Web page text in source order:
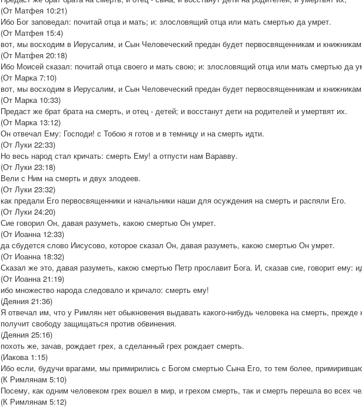
(От Матфея 10:21)
Ибо Бог заповедал: почитай отца и мать; и: злословящий отца или мать смертью да умрет.
(От Матфея 15:4)
вот, мы восходим в Иерусалим, и Сын Человеческий предан будет первосвященникам и
(От Матфея 20:18)
Ибо Моисей сказал: почитай отца своего и мать свою; и: злословящий отца или мать смертью да
(От Марка 7:10)
вот, мы восходим в Иерусалим, и Сын Человеческий предан будет первосвященникам и
(От Марка 10:33)
Предаст же брат брата на смерть, и отец - детей; и восстанут дети на родителей и умертвят их.
(От Марка 13:12)
Он отвечал Ему: Господи! с Тобою я готов и в темницу и на смерть идти.
(От Луки 22:33)
Но весь народ стал кричать: смерть Ему! а отпусти нам Варавву.
(От Луки 23:18)
Вели с Ним на смерть и двух злодеев.
(От Луки 23:32)
как предали Его первосвященники и начальники наши для осуждения на смерть и распяли Его.
(От Луки 24:20)
Сие говорил Он, давая разуметь, какою смертью Он умрет.
(От Иоанна 12:33)
да сбудется слово Иисусово, которое сказал Он, давая разуметь, какою смертью Он умрет.
(От Иоанна 18:32)
Сказал же это, давая разуметь, какою смертью Петр прославит Бога. И, сказав сие, говорит ему:
(От Иоанна 21:19)
ибо множество народа следовало и кричало: смерть ему!
(Деяния 21:36)
Я отвечал им, что у Римлян нет обыкновения выдавать какого-нибудь человека на смерть,
получит свободу защищаться против обвинения.
(Деяния 25:16)
похоть же, зачав, рождает грех, а сделанный грех рождает смерть.
(Иакова 1:15)
Ибо если, будучи врагами, мы примирились с Богом смертью Сына Его, то тем более,
(К Римлянам 5:10)
Посему, как одним человеком грех вошел в мир, и грехом смерть, так и смерть перешла во всех
(К Римлянам 5:12)